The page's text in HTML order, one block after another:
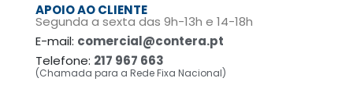
APOIO AO CLIENTE
Segunda a sexta das 9h-13h e 14-18h
E-mail: comercial@contera.pt
Telefone: 217 967 663
(Chamada para a Rede Fixa Nacional)